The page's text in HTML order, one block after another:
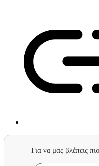
Για να μας βλέπεις